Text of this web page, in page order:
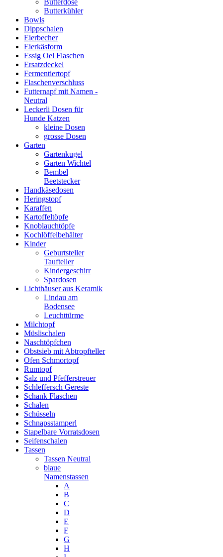
Butterdose
Butterkühler
Bowls
Dippschalen
Eierbecher
Eierkäsform
Essig Oel Flaschen
Ersatzdeckel
Fermentiertopf
Flaschenverschluss
Futternapf mit Namen -
Neutral
Leckerli Dosen für
Hunde Katzen
kleine Dosen
grosse Dosen
Garten
Gartenkugel
Garten Wichtel
Bembel
Beetstecker
Handkäsedosen
Heringstopf
Karaffen
Kartoffeltöpfe
Knoblauchtöpfe
Kochlöffelbehälter
Kinder
Geburtsteller
Taufteller
Kindergeschirr
Spardosen
Lichthäuser aus Keramik
Lindau am
Bodensee
Leuchttürme
Milchtopf
Müslischalen
Naschtöpfchen
Obstsieb mit Abtropfteller
Ofen Schmortopf
Rumtopf
Salz und Pfefferstreuer
Schleffersch Gereste
Schank Flaschen
Schalen
Schüsseln
Schnapsstamperl
Stapelbare Vorratsdosen
Seifenschalen
Tassen
Tassen Neutral
blaue
Namenstassen
A
B
C
D
E
F
G
H